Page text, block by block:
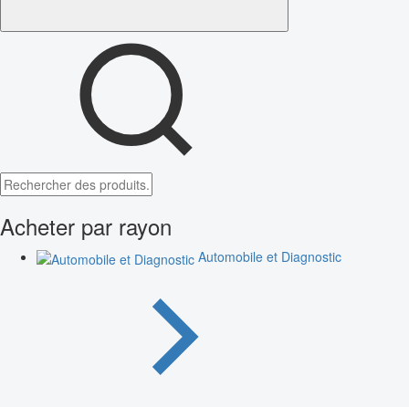
Acheter par rayon
Automobile et Diagnostic